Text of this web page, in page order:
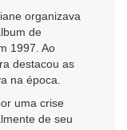
organizava
de
1997. Ao
destacou as
na época.
uma crise
de seu